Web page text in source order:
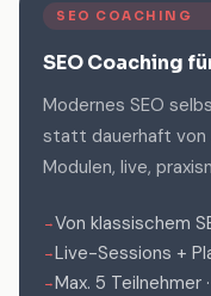
SEO COACHING
SEO Coaching
Modernes SEO
statt dauerhaft von
Modulen, live,
Von klassischem
Live-Sessions +
Max. 5 Teilnehmer